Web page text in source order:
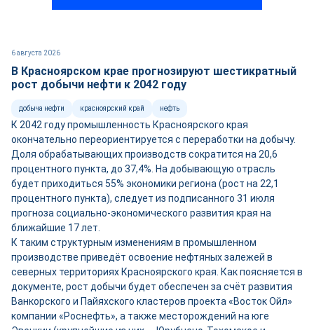
6 августа 2026
В Красноярском крае прогнозируют шестикратный
рост добычи нефти к 2042 году
добыча нефти красноярский край нефть
К 2042 году промышленность Красноярского края
окончательно переориентируется с переработки на добычу.
Доля обрабатывающих производств сократится на 20,6
процентного пункта, до 37,4%. На добывающую отрасль
будет приходиться 55% экономики региона (рост на 22,1
процентного пункта), следует из подписанного 31 июля
прогноза социально-экономического развития края на
ближайшие 17 лет.
К таким структурным изменениям в промышленном
производстве приведёт освоение нефтяных залежей в
северных территориях Красноярского края. Как поясняется в
документе, рост добычи будет обеспечен за счёт развития
Ванкорского и Пайяхского кластеров проекта «Восток Ойл»
компании «Роснефть», а также месторождений на юге